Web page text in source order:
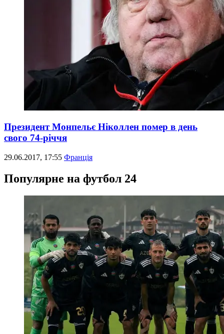
Президент Монпельє Ніколлен помер в день
свого 74-річчя
29.06.2017, 17:55 Франція
Популярне на футбол 24